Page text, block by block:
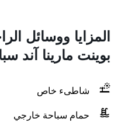
المزايا ووسائل
بوينت مارينا آند سبا
شاطىء خاص
حمام سباحة خارجي